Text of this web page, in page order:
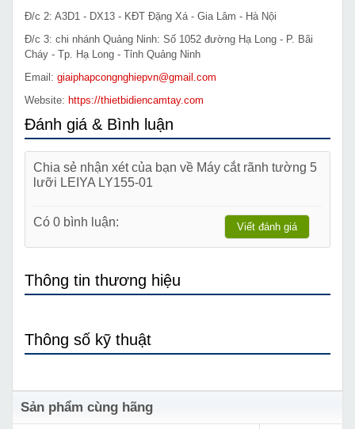
Đ/c 2: A3D1 - DX13 - KĐT Đặng Xá - Gia Lâm - Hà Nội
Đ/c 3: chi nhánh Quảng Ninh: Số 1052 đường Hạ Long - P. Bãi
Cháy - Tp. Hạ Long - Tỉnh Quảng Ninh
Email: giaiphapcongnghiepvn@gmail.com
Website: https://thietbidiencamtay.com
Đánh giá & Bình luận
Chia sẻ nhận xét của bạn về Máy cắt rãnh tường 5
lưỡi LEIYA LY155-01
Có 0 bình luận: Viết đánh giá
Thông tin thương hiệu
Thông số kỹ thuật
Sản phẩm cùng hãng